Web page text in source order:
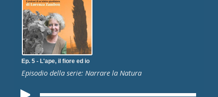
Ep. 5 - L'ape, il fiore ed io
Episodio della serie: Narrare la Natura